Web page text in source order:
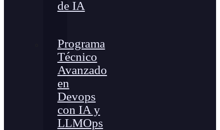
de IA
Programa
Técnico
Avanzado
en
Devops
con IA y
LLMOps